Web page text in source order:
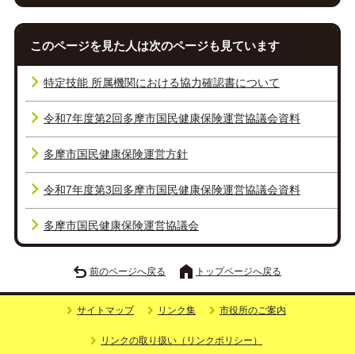
このページを見た人は次のページも見ています
特定技能 所属機関における協力確認書について
令和7年度第2回多摩市国民健康保険運営協議会資料
多摩市国民健康保険運営方針
令和7年度第3回多摩市国民健康保険運営協議会資料
多摩市国民健康保険運営協議会
前のページへ戻る トップページへ戻る
サイトマップ リンク集 市役所のご案内
リンクの取り扱い（リンクポリシー）